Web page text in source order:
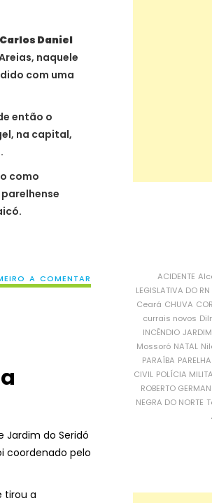
Carlos Daniel
naquele
com uma
então o
na capital,
como
A COMENTAR
Jardim do Seridó
coordenado pelo
tirou a
ACIDENTE
LEGISLATIVA DO RN
Ceará CHUVA
currais novos
INCÊNDIO
Mossoró NATAL
PARAÍBA
CIVIL POLÍCIA
ROBERTO
NEGRA DO NORTE